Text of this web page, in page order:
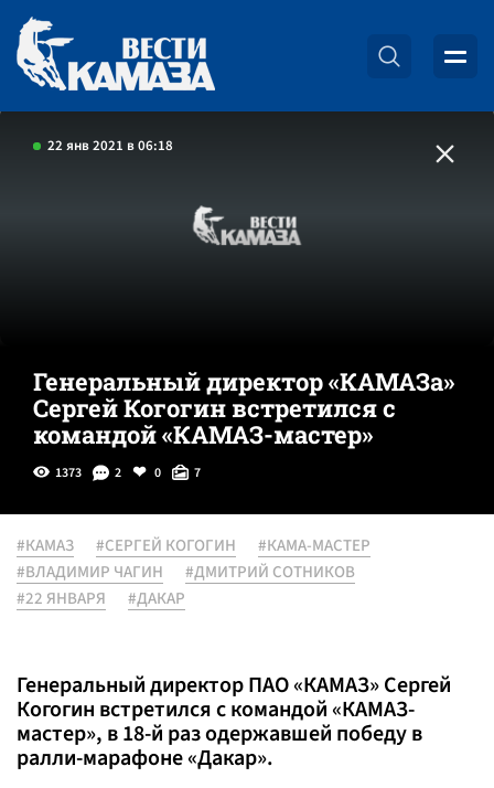
22 янв 2021 в 06:18
Генеральный директор «КАМАЗа»
Сергей Когогин встретился с
командой «КАМАЗ-мастер»
1373 2 0 7
#КАМАЗ #СЕРГЕЙ КОГОГИН
#КАМА-МАСТЕР
#ВЛАДИМИР ЧАГИН
#ДМИТРИЙ СОТНИКОВ
#22 ЯНВАРЯ
#ДАКАР
Генеральный директор ПАО «КАМАЗ» Сергей
Когогин встретился с командой «КАМАЗ-
мастер», в 18-й раз одержавшей победу в
ралли-марафоне «Дакар».